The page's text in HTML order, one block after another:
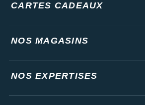
CARTES CADEAUX
NOS MAGASINS
NOS EXPERTISES